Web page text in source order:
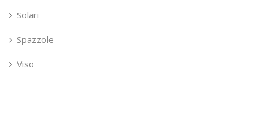
Solari
Spazzole
Viso